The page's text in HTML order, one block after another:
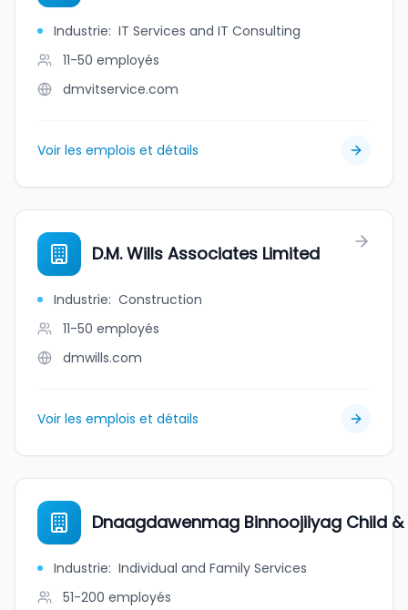
Industrie: IT Services and IT Consulting
11-50 employés
dmvitservice.com
Voir les emplois et détails
D.M. Wills Associates Limited
Industrie: Construction
11-50 employés
dmwills.com
Voir les emplois et détails
Dnaagdawenmag Binnoojiiyag Child &
Industrie: Individual and Family Services
51-200 employés